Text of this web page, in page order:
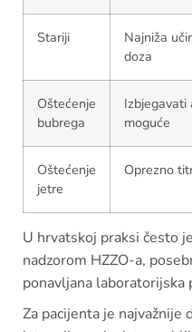
Stariji
Najniža
doza
Oštećenje
bubrega
Izbjegavati
moguće
Oštećenje
jetre
Oprezno
U hrvatskoj praksi često
nadzorom HZZO-a,
ponavljana laboratorijska
Za pacijenta je najvažnije